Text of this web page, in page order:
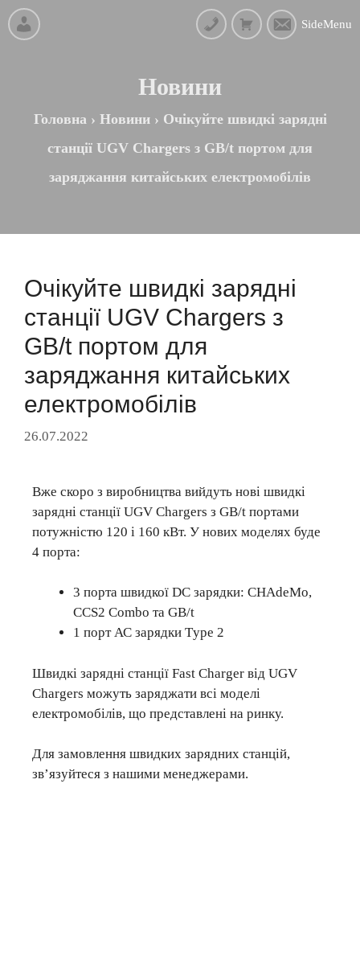
SideMenu
Новини
Головна › Новини› Очікуйте швидкі зарядні
станції UGV Chargers з GB/t портом для
заряджання китайських електромобілів
Очікуйте швидкі зарядні
станції UGV Chargers з
GB/t портом для
заряджання китайських
електромобілів
26.07.2022
Вже скоро з виробництва вийдуть нові швидкі
зарядні станції UGV Chargers з GB/t портами
потужністю 120 і 160 кВт. У нових моделях буде
4 порта:
3 порта швидкої DC зарядки: СHAdeMo,
CCS2 Combo та GB/t
1 порт АС зарядки Tуpe 2
Швидкі зарядні станції Fast Charger від UGV
Chargers можуть заряджати всі моделі
електромобілів, що представлені на ринку.
Для замовлення швидких зарядних станцій,
зв’язуйтеся з нашими менеджерами.